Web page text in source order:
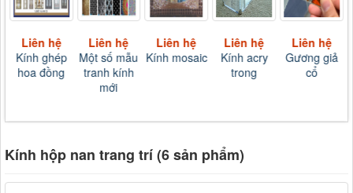
Liên hệ
Kính ghép
hoa đồng
Liên hệ
Một số mẫu
tranh kính
mới
Liên hệ
Kính mosaic
Liên hệ
Kính acry
trong
Liên hệ
Gương giả
cổ
Kính hộp nan trang trí (6 sản phẩm)